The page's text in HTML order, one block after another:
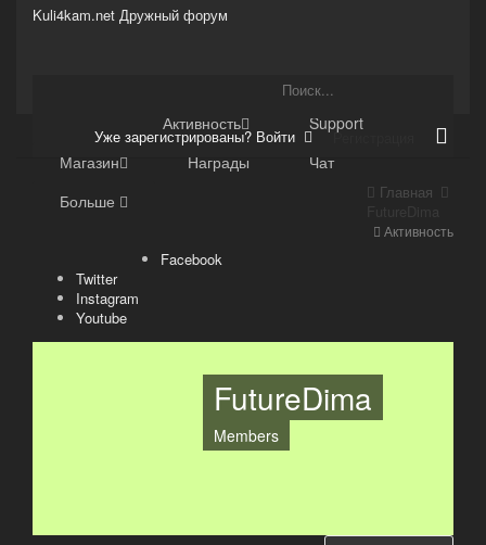
Kuli4kam.net Дружный форум
Активность
Support
Магазин
Награды
Чат
Больше
Уже зарегистрированы? Войти Регистрация
Активность
Главная
Facebook
Twitter
Instagram
Youtube
FutureDima
Members